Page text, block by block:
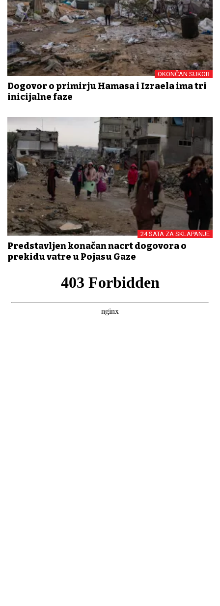
OKONČAN SUKOB
Dogovor o primirju Hamasa i Izraela ima tri
inicijalne faze
24 SATA ZA SKLAPANJE
Predstavljen konačan nacrt dogovora o
prekidu vatre u Pojasu Gaze